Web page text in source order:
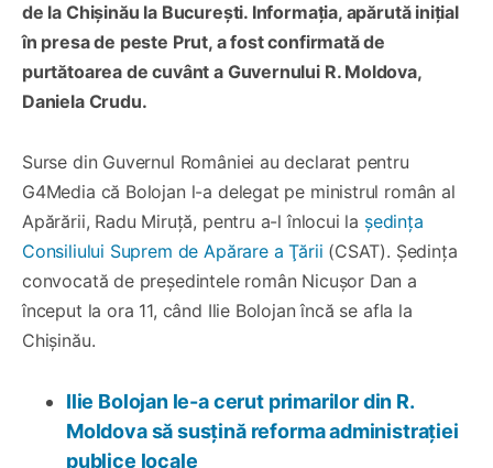
de la Chișinău la București. Informația, apărută inițial
în presa de peste Prut, a fost confirmată de
purtătoarea de cuvânt a Guvernului R. Moldova,
Daniela Crudu.
Surse din Guvernul României au declarat pentru
G4Media că Bolojan l-a delegat pe ministrul român al
Apărării, Radu Miruță, pentru a-l înlocui la ședința
Consiliului Suprem de Apărare a Ţării (CSAT). Ședința
convocată de președintele român Nicușor Dan a
început la ora 11, când Ilie Bolojan încă se afla la
Chișinău.
Ilie Bolojan le-a cerut primarilor din R.
Moldova să susțină reforma administrației
publice locale